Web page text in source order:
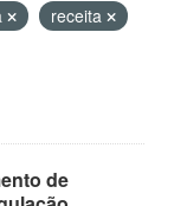
receita
de